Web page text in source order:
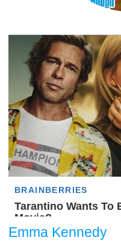
Emma Kennedy